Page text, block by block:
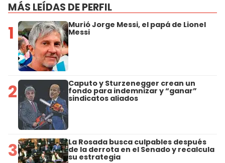
MÁS LEÍDAS DE PERFIL
1 Murió Jorge Messi, el papá de Lionel
Messi
2 Caputo y Sturzenegger crean un
fondo para indemnizar y “ganar”
sindicatos aliados
3 La Rosada busca culpables después
de la derrota en el Senado y recalcula
su estrategia